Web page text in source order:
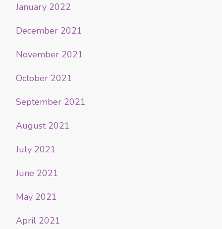
January 2022
December 2021
November 2021
October 2021
September 2021
August 2021
July 2021
June 2021
May 2021
April 2021